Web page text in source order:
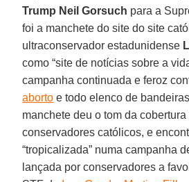
Trump Neil Gorsuch para a
foi a manchete do site do site
ultraconservador estadunidense
como “site de notícias sobre a
campanha continuada e feroz
aborto e todo elenco de
manchete deu o tom da
conservadores católicos, e
“tropicalizada” numa campanha
lançada por conservadores a